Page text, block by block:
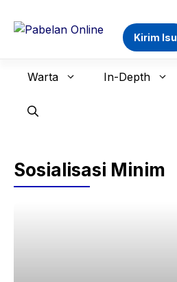
Kirim Isu
Warta In-Depth
Sosialisasi Minim